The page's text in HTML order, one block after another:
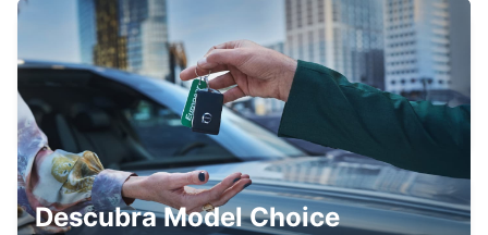
GREIFSWALD
GREIFSWALD - GERMANY
Descubra Model Choice